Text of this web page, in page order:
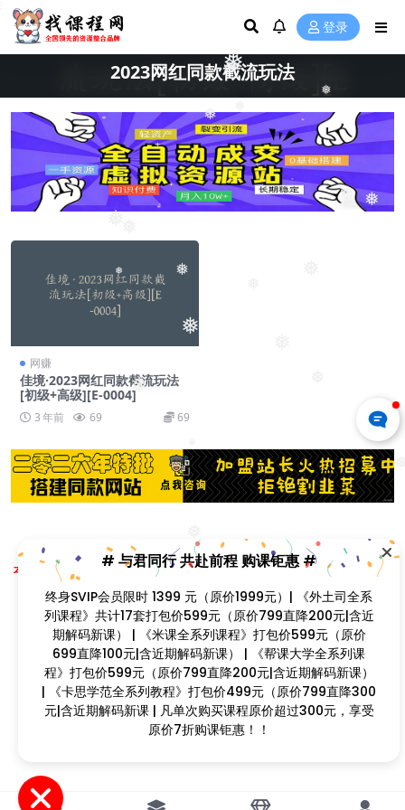
❅
❅
❅
❅
❅
❅
❅
❅
❅
❅
❅
❅
❅
❅
❅
❅
❅
❅
❅
登录
2023网红同款截流玩法
网赚
佳境·2023网红同款截流玩法
[初级+高级][E-0004]
3 年前 69 69
Copyright © 2023找课程网- All rights reserved
本站支持课程资源互换，优质课程资源互换请联系微信在线客服：zkcw598 (备
闽ICP备2022077749号
# 与君同行 共赴前程 购课钜惠 #
终身SVIP会员限时 1399 元（原价1999元）| 《外土司全系
列课程》共计17套打包价599元（原价799直降200元|含近
期解码新课） | 《米课全系列课程》打包价599元（原价
699直降100元|含近期解码新课） | 《帮课大学全系列课
程》打包价599元（原价799直降200元|含近期解码新课） |
《卡思学范全系列教程》打包价499元（原价799直降300
元|含近期解码新课 | 凡单次购买课程原价超过300元，享受
原价7折购课钜惠！！